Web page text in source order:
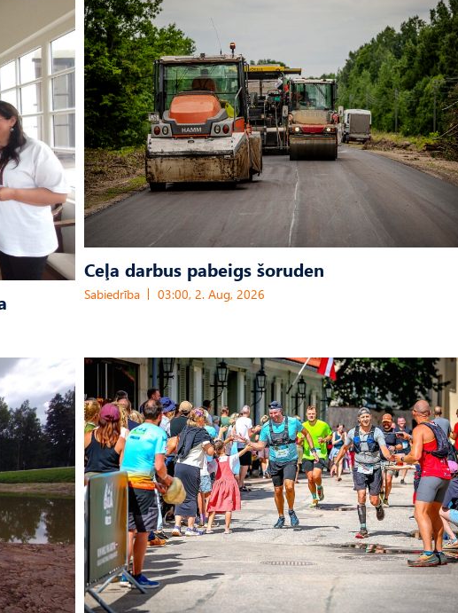
Ceļa darbus pabeigs šoruden
Sabiedrība 03:00, 2. Aug, 2026